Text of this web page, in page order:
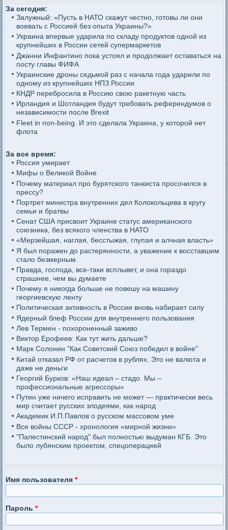
За сегодня:
Залужный: «Пусть в НАТО скажут честно, готовы ли они
воевать с Россией без опыта Украины?»
Украина впервые ударила по складу продуктов одной из
крупнейших в России сетей супермаркетов
Джанни Инфантино пока устоял и продолжает оставаться на
посту главы ФИФА
Украинские дроны седьмой раз с начала года ударили по
одному из крупнейших НПЗ России
КНДР перебросила в Россию свою ракетную часть
Ирландия и Шотландия будут требовать референдумов о
независимости после Brexit
Fleet in non-being. И это сделала Украина, у которой нет
флота
За все время:
Россия умирает
Мифы о Великой Войне
Почему материал про бурятского танкиста просочился в
прессу?
Портрет министра внутренних дел Колокольцева в кругу
семьи и братвы
Сенат США присвоит Украине статус американского
союзника, без всякого членства в НАТО
«Мерзейшая, наглая, бесстыжая, глупая и алчная власть»
Я был поражен до растерянности, а уважение к восставшим
стало безмерным
Правда, господа, все-таки всплывет, и она гораздо
страшнее, чем вы думаете
Почему я никогда больше не повешу на машину
георгиевскую ленту
Политическая активность в России вновь набирает силу
Ядерный блеф России для внутреннего пользования
Лев Термен - похороненный заживо
Виктор Ерофеев: Как тут жить дальше?
Марк Солонин "Как Советский Союз победил в войне"
Китай отказал РФ от расчетов в рублях. Это не валюта и
даже не деньги
Георгий Бурков: «Наш идеал – стадо. Мы –
профессиональные агрессоры»
Путин уже ничего исправить не может — практически весь
мир считает русских злодеями, как народ
Академик И.П.Павлов о русском массовом уме
Все войны СССР - хронология «мирной жизни»
"Палестинский народ" был полностью выдуман КГБ. Это
было лубянским проектом, спецоперацией
Имя пользователя*
Пароль*